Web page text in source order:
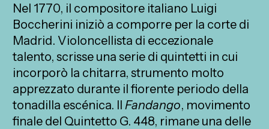
Nel 1770, il compositore italiano Luigi
Boccherini iniziò a comporre per la corte di
Madrid. Violoncellista di eccezionale
talento, scrisse una serie di quintetti in cui
incorporò la chitarra, strumento molto
apprezzato durante il fiorente periodo della
tonadilla escénica. Il Fandango, movimento
finale del Quintetto G. 448, rimane una delle